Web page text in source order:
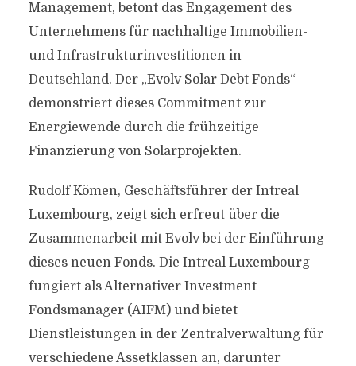
Management, betont das Engagement des
Unternehmens für nachhaltige Immobilien-
und Infrastrukturinvestitionen in
Deutschland. Der „Evolv Solar Debt Fonds“
demonstriert dieses Commitment zur
Energiewende durch die frühzeitige
Finanzierung von Solarprojekten.
Rudolf Kömen, Geschäftsführer der Intreal
Luxembourg, zeigt sich erfreut über die
Zusammenarbeit mit Evolv bei der Einführung
dieses neuen Fonds. Die Intreal Luxembourg
fungiert als Alternativer Investment
Fondsmanager (AIFM) und bietet
Dienstleistungen in der Zentralverwaltung für
verschiedene Assetklassen an, darunter